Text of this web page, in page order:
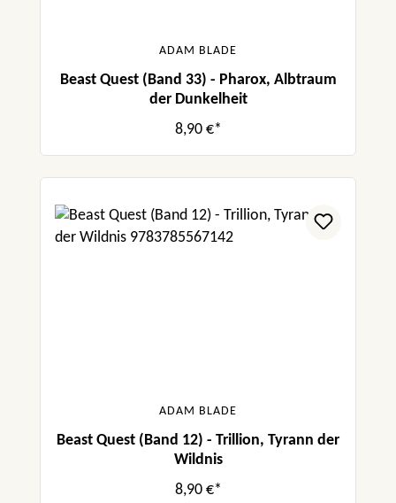
ADAM BLADE
Beast Quest (Band 33) - Pharox, Albtraum
der Dunkelheit
8,90 €*
ADAM BLADE
Beast Quest (Band 12) - Trillion, Tyrann der
Wildnis
8,90 €*